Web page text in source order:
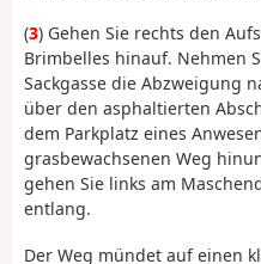
(3) Gehen Sie rechts den
Brimbelles hinauf. Nehmen
Sackgasse die Abzweigung
über den asphaltierten
dem Parkplatz eines
grasbewachsenen Weg
gehen Sie links am
entlang.
Der Weg mündet auf einen